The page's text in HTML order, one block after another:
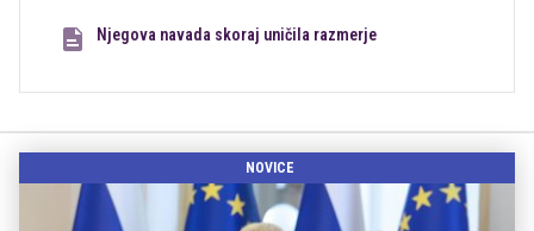
Njegova navada skoraj uničila razmerje
NOVICE